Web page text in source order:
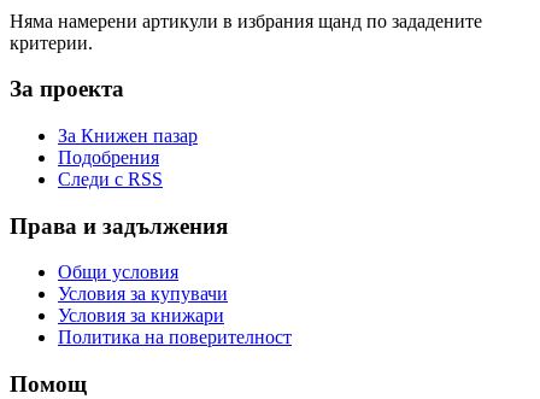
Няма намерени артикули в избрания щанд по зададените
критерии.
За проекта
За Книжен пазар
Подобрения
Следи с RSS
Права и задължения
Общи условия
Условия за купувачи
Условия за книжари
Политика на поверителност
Помощ